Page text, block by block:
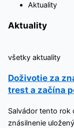
Aktuality
Aktuality
všetky aktuality
Doživotie za
trest a začína
Salvádor tento rok
znásilnenie